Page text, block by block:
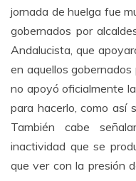
jornada de huelga fue
gobernados por
Andalucista, que
en aquellos
no apoyó oficialmente
para hacerlo, como así
También cabe
inactividad que se
que ver con la presión